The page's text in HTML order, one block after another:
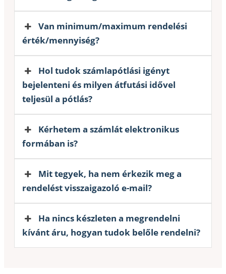
Van minimum/maximum rendelési
érték/mennyiség?
Hol tudok számlapótlási igényt
bejelenteni és milyen átfutási idővel
teljesül a pótlás?
Kérhetem a számlát elektronikus
formában is?
Mit tegyek, ha nem érkezik meg a
rendelést visszaigazoló e-mail?
Ha nincs készleten a megrendelni
kívánt áru, hogyan tudok belőle rendelni?